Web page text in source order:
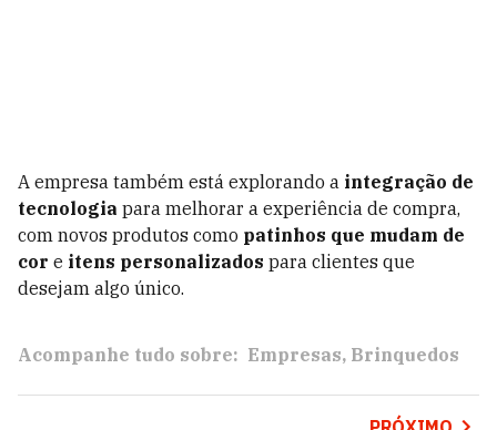
A empresa também está explorando a integração de
tecnologia para melhorar a experiência de compra,
com novos produtos como patinhos que mudam de
cor e itens personalizados para clientes que
desejam algo único.
Acompanhe tudo sobre: Empresas Brinquedos